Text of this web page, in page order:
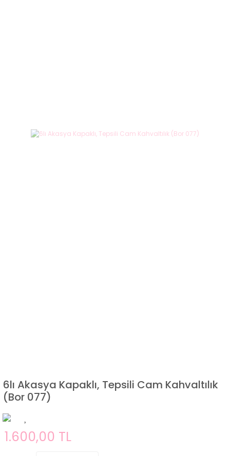
6lı Akasya Kapaklı, Tepsili Cam Kahvaltılık
(Bor 077)
1.600,00 TL